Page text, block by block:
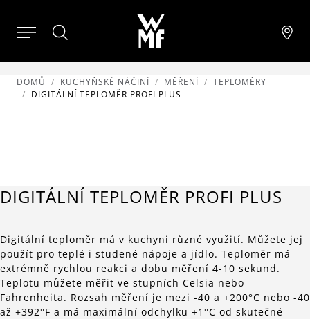
DOMŮ KUCHYŇSKÉ NÁČINÍ MĚŘENÍ
TEPLOMĚRY
DIGITÁLNÍ TEPLOMĚR PROFI PLUS
DIGITÁLNÍ TEPLOMĚR PROFI PLUS
Digitální teploměr má v kuchyni různé využití. Můžete jej
použít pro teplé i studené nápoje a jídlo. Teploměr má
extrémně rychlou reakci a dobu měření 4-10 sekund.
Teplotu můžete měřit ve stupních Celsia nebo
Fahrenheita. Rozsah měření je mezi -40 a +200°C nebo -40
až +392°F a má maximální odchylku +1°C od skutečné